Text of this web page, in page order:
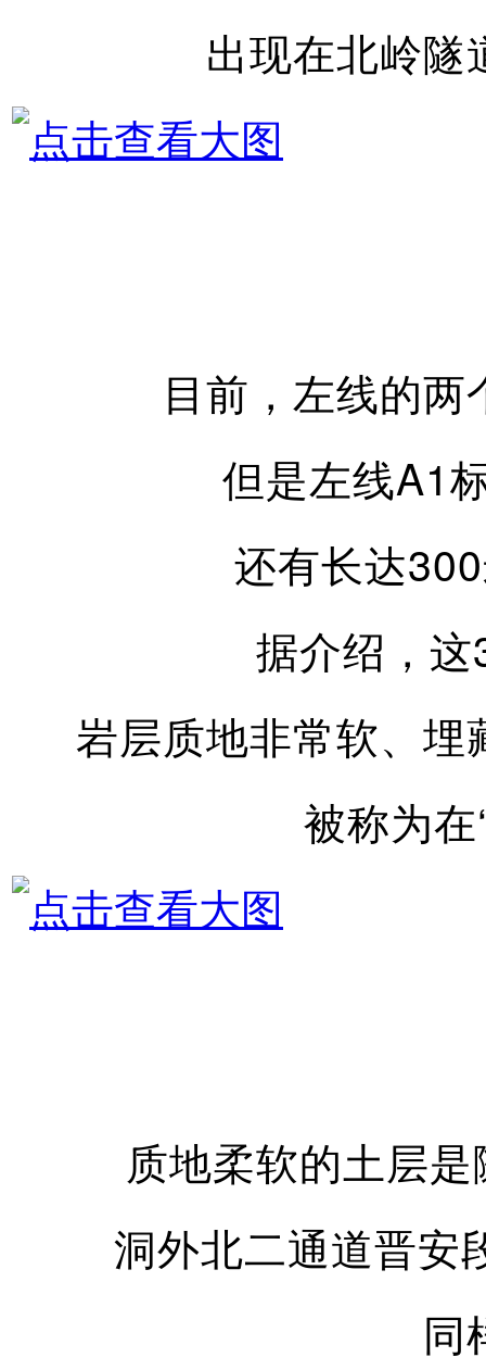
出现在北岭隧
目前，左线的
但是左线A1
还有长达
据介绍，
岩层质地非常软、
被称为在
质地柔软的土层
洞外北二通道晋安
同